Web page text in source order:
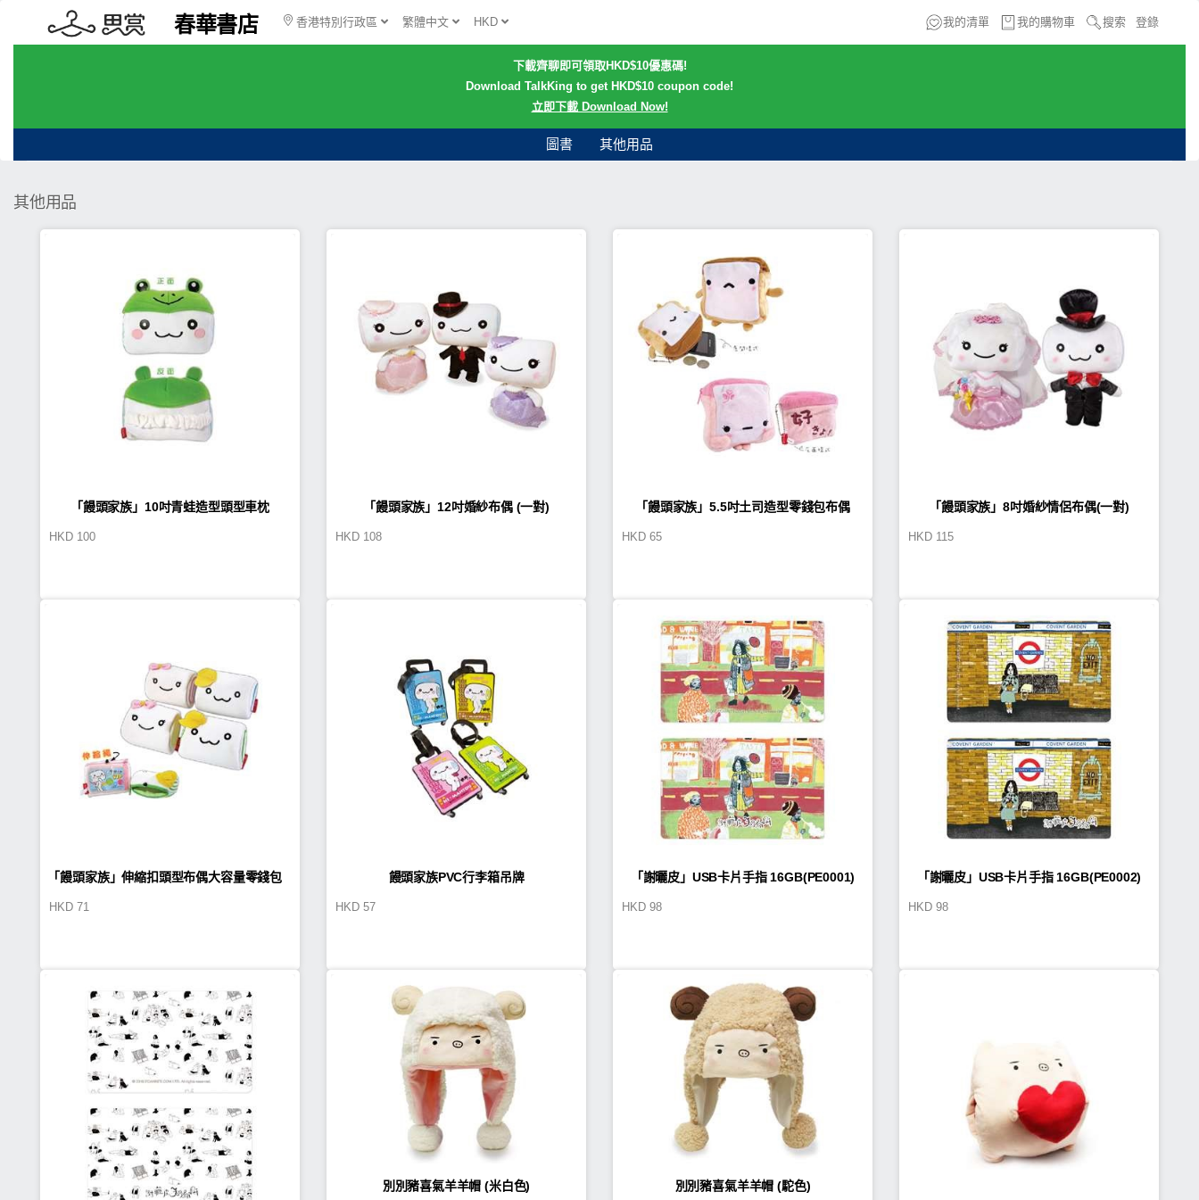
春華書店 香港特別行政區 繁體中文 HKD 我的清單 我的購物車 搜索 登錄
下載齊聊即可領取HKD$10優惠碼!
Download TalkKing to get HKD$10 coupon code!
立即下載 Download Now!
圖書 其他用品
其他用品
「饅頭家族」10吋青蛙造型頭型車枕
HKD 100
「饅頭家族」12吋婚紗布偶 (一對)
HKD 108
「饅頭家族」5.5吋土司造型零錢包布偶
HKD 65
「饅頭家族」8吋婚紗情侶布偶(一對)
HKD 115
「饅頭家族」伸縮扣頭型布偶大容量零錢包
HKD 71
饅頭家族PVC行李箱吊牌
HKD 57
「謝曬皮」USB卡片手指 16GB(PE0001)
HKD 98
「謝曬皮」USB卡片手指 16GB(PE0002)
HKD 98
別別豬喜氣羊羊帽 (米白色) 別別豬喜氣羊羊帽 (駝色)